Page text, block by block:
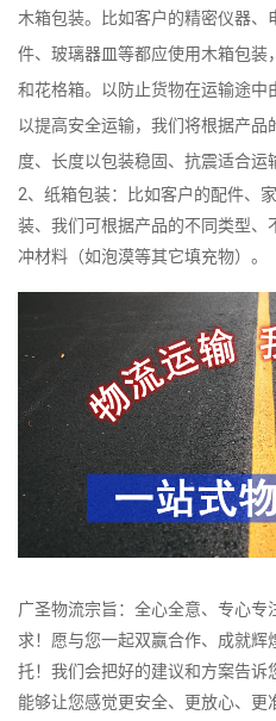
木箱包装。比如客户的精密仪器、
件、玻璃器皿等都应使用木箱包装
和花格箱。以防止货物在运输途中
以提高安全运输，我们将根据产
度、长度以包装稳固、抗震适合运
2、纸箱包装：比如客户的配件、
装、我们可根据产品的不同类型
冲材料（如泡漠等其它填充物）。
广圣物流宗旨：全心全意、专心专
求！愿与您一起双赢合作、成就
托！我们会把好的建议和方案告
能够让您感觉更安全、更放心、